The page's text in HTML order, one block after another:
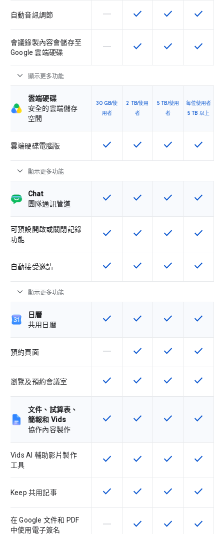
自動音訊調節 這個 SKU 不支援這項功能
horizontal_rule 這項功能適用於該 SKU
check 這項功能適用於
check 這項功
check
會議錄製內容會儲存至
Google 雲端硬碟
這個 SKU 不支援這項功能
horizontal_rule 這項功能適用於該 SKU
check 這項功能適用於
check 這項功
check
expand_more 顯示更多功能
雲端硬碟
安全的雲端儲存
空間
30 GB/使
用者
2 TB/使用
者
5 TB/使用
者
每位使用者
5 TB 以上
雲端硬碟電腦版 這項功能適用於該 SKU
check 這項功能適用於該 SKU
check 這項功能適用於
check 這項功
check
expand_more 顯示更多功能
Chat
團隊通訊管道
這項功能適用於該 SKU
check 這項功能適用於該 SKU
check 這項功能適用於
check 這項功
check
可預設開啟或關閉記錄
功能
這項功能適用於該 SKU
check 這項功能適用於該 SKU
check 這項功能適用於
check 這項功
check
自動接受邀請 這項功能適用於該 SKU
check 這項功能適用於該 SKU
check 這項功能適用於
check 這項功
check
expand_more 顯示更多功能
日曆
共用日曆
這項功能適用於該 SKU
check 這項功能適用於該 SKU
check 這項功能適用於
check 這項功
check
預約頁面 這個 SKU 不支援這項功能
horizontal_rule 這項功能適用於該 SKU
check 這項功能適用於
check 這項功
check
瀏覽及預約會議室 這項功能適用於該 SKU
check 這項功能適用於該 SKU
check 這項功能適用於
check 這項功
check
文件、試算表、
簡報和 Vids
協作內容製作
這項功能適用於該 SKU
check 這項功能適用於該 SKU
check 這項功能適用於
check 這項功
check
Vids AI 輔助影片製作
工具
這項功能適用於該 SKU
check 這項功能適用於該 SKU
check 這項功能適用於
check 這項功
check
Keep 共用記事 這項功能適用於該 SKU
check 這項功能適用於該 SKU
check 這項功能適用於
check 這項功
check
在 Google 文件和 PDF
中使用電子簽名
這個 SKU 不支援這項功能
horizontal_rule 這項功能適用於該 SKU
check 這項功能適用於
check 這項功
check